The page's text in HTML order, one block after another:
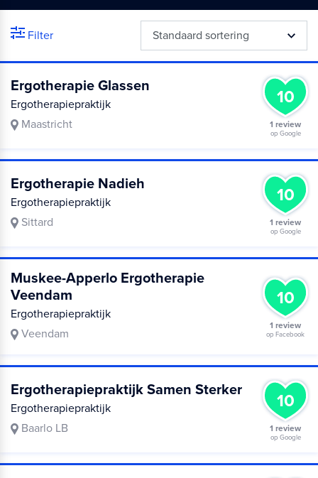
Filter
Ergotherapie Glassen
Ergotherapiepraktijk
Maastricht
10
1 review
op Google
Ergotherapie Nadieh
Ergotherapiepraktijk
Sittard
10
1 review
op Google
Muskee-Apperlo Ergotherapie
Veendam
Ergotherapiepraktijk
Veendam
10
1 review
op Facebook
Ergotherapiepraktijk Samen Sterker
Ergotherapiepraktijk
Baarlo LB
10
1 review
op Google